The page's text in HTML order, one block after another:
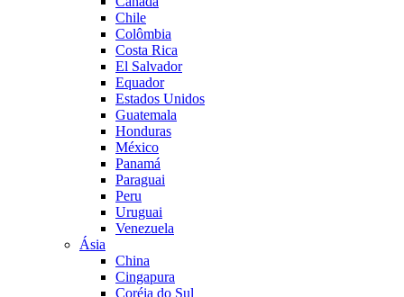
Chile
Colômbia
Costa Rica
El Salvador
Equador
Estados Unidos
Guatemala
Honduras
México
Panamá
Paraguai
Peru
Uruguai
Venezuela
Ásia
China
Cingapura
Coréia do Sul